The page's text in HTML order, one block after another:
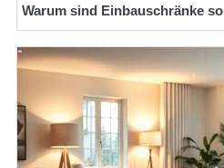
Warum sind Einbauschränke